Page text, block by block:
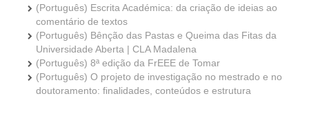
(Português) Escrita Académica: da criação de ideias ao
comentário de textos
(Português) Bênção das Pastas e Queima das Fitas da
Universidade Aberta | CLA Madalena
(Português) 8ª edição da FrEEE de Tomar
(Português) O projeto de investigação no mestrado e no
doutoramento: finalidades, conteúdos e estrutura